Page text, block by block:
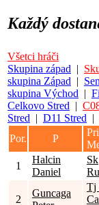
Každý
Všetci hráči
Skupina západ |
skupina Západ |
skupina Východ |
Celkovo Stred |
Stred | D11 Stred |
Por.
P
1
Halcin
Daniel
Sk
2
Guncaga
Tj